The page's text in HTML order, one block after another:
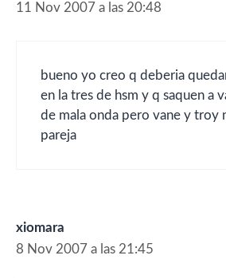
11 Nov 2007 a las 20:48
bueno yo creo q deberia
en la tres de hsm y q saquen a
de mala onda pero vane y troy
pareja
xiomara
8 Nov 2007 a las 21:45